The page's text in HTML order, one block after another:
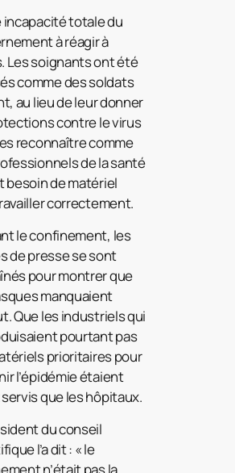
incapacité totale du
à réagir à
Les soignants ont été
comme des soldats
au lieu de leur donner
contre le virus
reconnaître comme
de la santé
besoin de matériel
correctement.
le confinement, les
de presse se sont
pour montrer que
manquaient
Que les industriels qui
pourtant pas
prioritaires pour
l’épidémie étaient
que les hôpitaux.
du conseil
l’a dit : « le